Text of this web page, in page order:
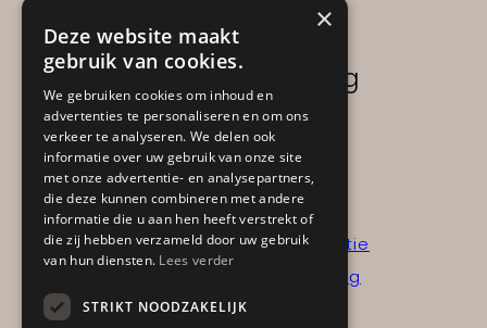
Projectinrichting
Kantoor- en werkplek
Horeca- en hospitality
Advies aan huis
Interieurinzicht op locatie
Interieurinzicht + verslag
×
Deze website maakt
gebruik van cookies.
We gebruiken cookies om inhoud en
advertenties te personaliseren en om ons
verkeer te analyseren. We delen ook
informatie over uw gebruik van onze site
met onze advertentie- en analysepartners,
die deze kunnen combineren met andere
informatie die u aan hen heeft verstrekt of
die zij hebben verzameld door uw gebruik
van hun diensten. Lees verder
STRIKT NOODZAKELIJK